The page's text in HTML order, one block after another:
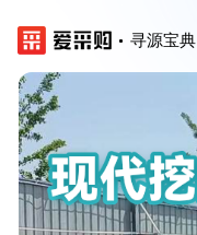
寻源宝典